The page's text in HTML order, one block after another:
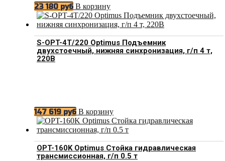
23 180 руб В корзину
S-OPT-4T/220 Optimus Подъемник
двухстоечный, нижняя синхронизация, г/п 4 т,
220В
147 619 руб В корзину
OPT-160K Optimus Стойка гидравлическая
трансмиссионная, г/п 0.5 т